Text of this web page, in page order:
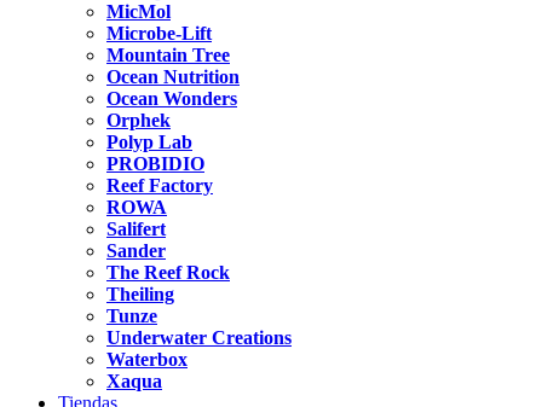
MicMol
Microbe-Lift
Mountain Tree
Ocean Nutrition
Ocean Wonders
Orphek
Polyp Lab
PROBIDIO
Reef Factory
ROWA
Salifert
Sander
The Reef Rock
Theiling
Tunze
Underwater Creations
Waterbox
Xaqua
Tiendas